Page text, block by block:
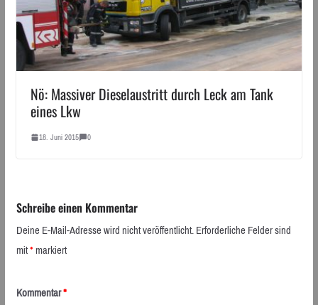
Nö: Massiver Dieselaustritt durch Leck am Tank
eines Lkw
18. Juni 2015 0
Schreibe einen Kommentar
Deine E-Mail-Adresse wird nicht veröffentlicht.Erforderliche Felder sind
mit*markiert
Kommentar*